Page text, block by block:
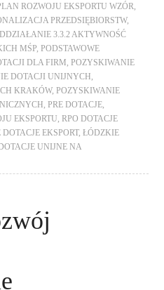
ROZWOJU EKSPORTU WZÓR
PRZEDSIĘBIORSTW,
3.3.2 AKTYWNOŚĆ
MŚP
PODSTAWOWE
DLA FIRM
POZYSKIWANIE
DOTACJI UNIJNYCH
KRAKÓW, POZYSKIWANIE
PRE DOTACJE
EKSPORTU
RPO DOTACJE
EKSPORT,ŁÓDZKIE
UNIJNE NA